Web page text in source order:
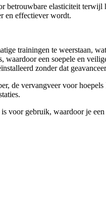
betrouwbare elasticiteit
en effectiever wordt.
trainingen te weerstaan,
waardoor een soepele en
zonder dat
de vervangveer voor
voor gebruik, waardoor je